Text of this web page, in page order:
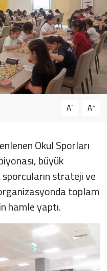
A- A+
Okul Sporları
büyük
strateji ve
toplam
hamle yaptı.